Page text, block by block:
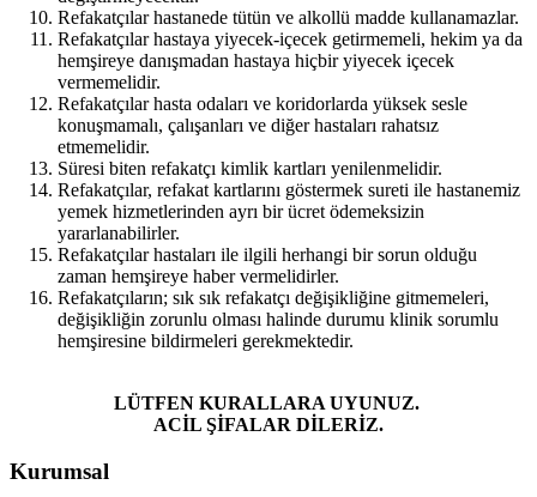
Refakatçılar hastanede tütün ve alkollü madde kullanamazlar.
Refakatçılar hastaya yiyecek-içecek getirmemeli, hekim ya da
hemşireye danışmadan hastaya hiçbir yiyecek içecek
vermemelidir.
Refakatçılar hasta odaları ve koridorlarda yüksek sesle
konuşmamalı, çalışanları ve diğer hastaları rahatsız
etmemelidir.
Süresi biten refakatçı kimlik kartları yenilenmelidir.
Refakatçılar, refakat kartlarını göstermek sureti ile hastanemiz
yemek hizmetlerinden ayrı bir ücret ödemeksizin
yararlanabilirler.
Refakatçılar hastaları ile ilgili herhangi bir sorun olduğu
zaman hemşireye haber vermelidirler.
Refakatçıların; sık sık refakatçı değişikliğine gitmemeleri,
değişikliğin zorunlu olması halinde durumu klinik sorumlu
hemşiresine bildirmeleri gerekmektedir.
LÜTFEN KURALLARA UYUNUZ.
ACİL ŞİFALAR DİLERİZ.
Kurumsal